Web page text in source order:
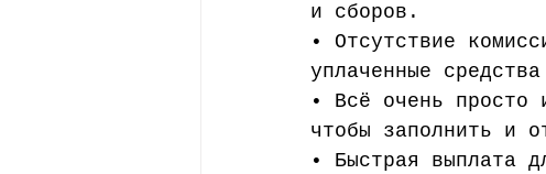
и сборов.
• Отсутствие
уплаченные
• Всё очень просто
чтобы заполнить и
• Быстрая выплата